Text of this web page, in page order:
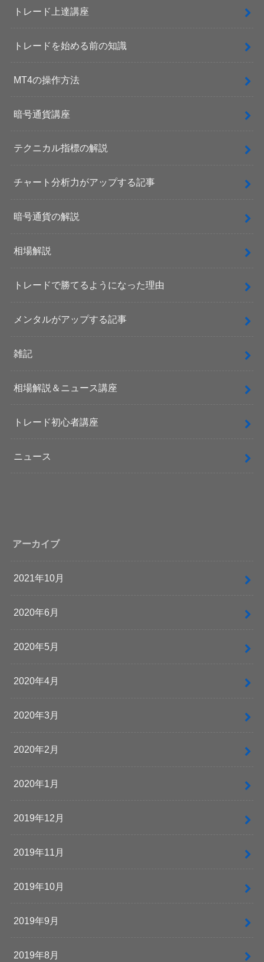
トレード上達講座
トレードを始める前の知識
MT4の操作方法
暗号通貨講座
テクニカル指標の解説
チャート分析力がアップする記事
暗号通貨の解説
相場解説
トレードで勝てるようになった理由
メンタルがアップする記事
雑記
相場解説＆ニュース講座
トレード初心者講座
ニュース
アーカイブ
2021年10月
2020年6月
2020年5月
2020年4月
2020年3月
2020年2月
2020年1月
2019年12月
2019年11月
2019年10月
2019年9月
2019年8月